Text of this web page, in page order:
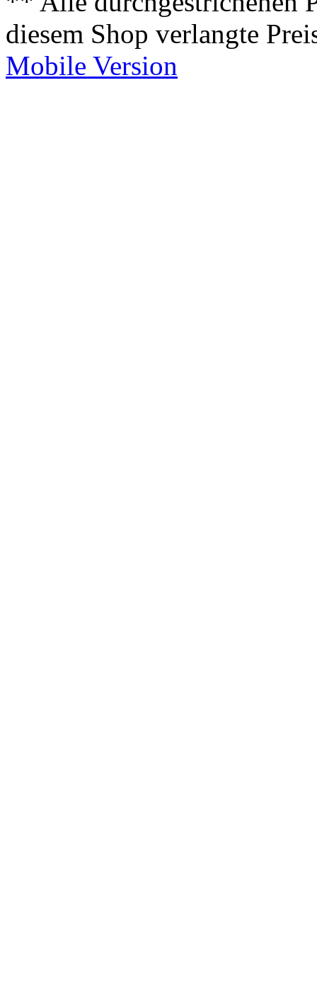
diesem Shop verlangte
Mobile Version